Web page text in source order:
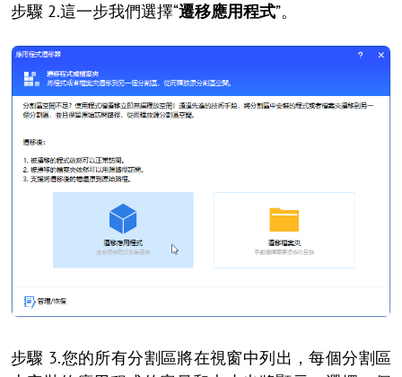
步驟 2.這一步我們選擇“遷移應用程式”。
步驟 3.您的所有分割區將在視窗中列出，每個分割區